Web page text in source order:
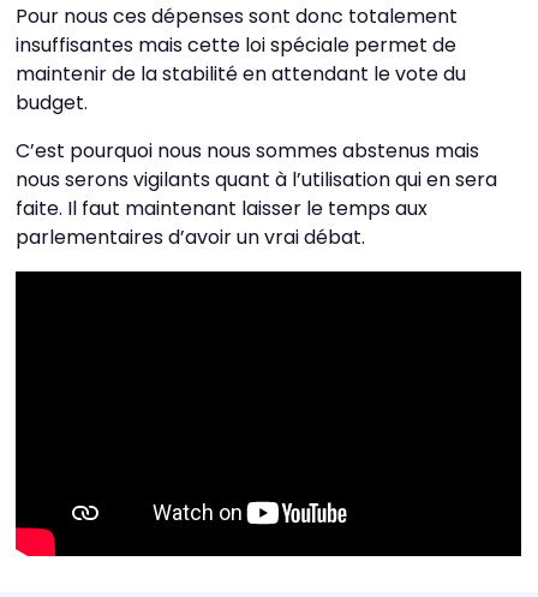
Pour nous ces dépenses sont donc totalement
insuffisantes mais cette loi spéciale permet de
maintenir de la stabilité en attendant le vote du
budget.
C’est pourquoi nous nous sommes abstenus mais
nous serons vigilants quant à l’utilisation qui en sera
faite. Il faut maintenant laisser le temps aux
parlementaires d’avoir un vrai débat.